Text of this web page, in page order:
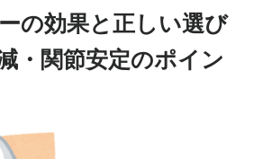
の再生医療とは
胞治療
治療
胞培養上清液
療とは
ー紹介
の効果と正しい選び
・関節安定のポイン